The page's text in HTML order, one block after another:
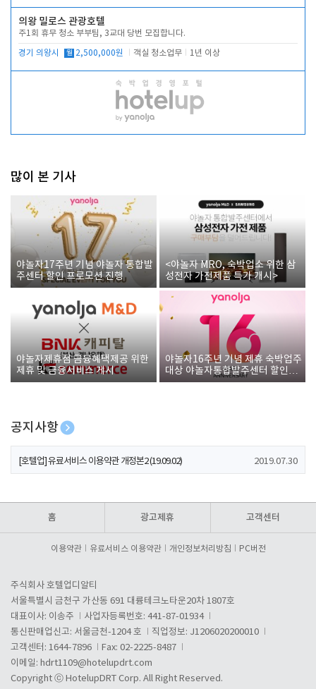
의왕 밀로스 관광호텔
주1회 휴무 청소 부부팀, 3교대 당번 모집합니다.
경기 의왕시 월 2,500,000원 객실 청소업무 1년 이상
많이 본 기사
야놀자17주년 기념 야놀자 통합발
주센터 할인 프로모션 진행
<야놀자 MRO, 숙박업소 위한 삼
성전자 가전제품 특가 개시>
야놀자제휴점 금융혜택제공 위한
제휴 및 금융서비스 게시
야놀자16주년 기념 제휴 숙박업주
대상 야놀자통합발주센터 할인쿠
폰 증정
공지사항
[호텔업] 개인정보 처리방침 개정본1 (19.09.02)
[호텔업] 유료서비스 이용약관 개정본2 (19.09.02) 2019.07.30
홈 광고제휴 고객센터
이용약관 유료서비스 이용약관 개인정보처리방침 PC버전
주식회사 호텔업디알티
서울특별시 금천구 가산동 691 대륭테크노타운20차 1807호
대표이사: 이송주
사업자등록번호: 441-87-01934
통신판매업신고: 서울금천-1204 호
직업정보: J1206020200010
고객센터: 1644-7896
Fax: 02-2225-8487
이메일: hdrt1109@hotelupdrt.com
Copyright ⓒ HotelupDRT Corp. All Right Reserved.